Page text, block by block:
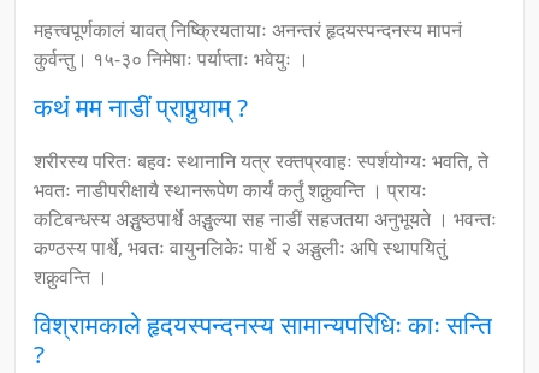
महत्त्वपूर्णकालं यावत् निष्क्रियतायाः अनन्तरं हृदयस्पन्दनस्य मापनं
कुर्वन्तु। १५-३० निमेषाः पर्याप्ताः भवेयुः ।
कथं मम नाडीं प्राप्नुयाम् ?
शरीरस्य परितः बहवः स्थानानि यत्र रक्तप्रवाहः स्पर्शयोग्यः भवति, ते
भवतः नाडीपरीक्षायै स्थानरूपेण कार्यं कर्तुं शक्नुवन्ति । प्रायः
कटिबन्धस्य अङ्गुष्ठपार्श्वे अङ्गुल्या सह नाडीं सहजतया अनुभूयते । भवन्तः
कण्ठस्य पार्श्वे, भवतः वायुनलिकेः पार्श्वे २ अङ्गुलीः अपि स्थापयितुं
शक्नुवन्ति ।
विश्रामकाले हृदयस्पन्दनस्य सामान्यपरिधिः काः सन्ति
?